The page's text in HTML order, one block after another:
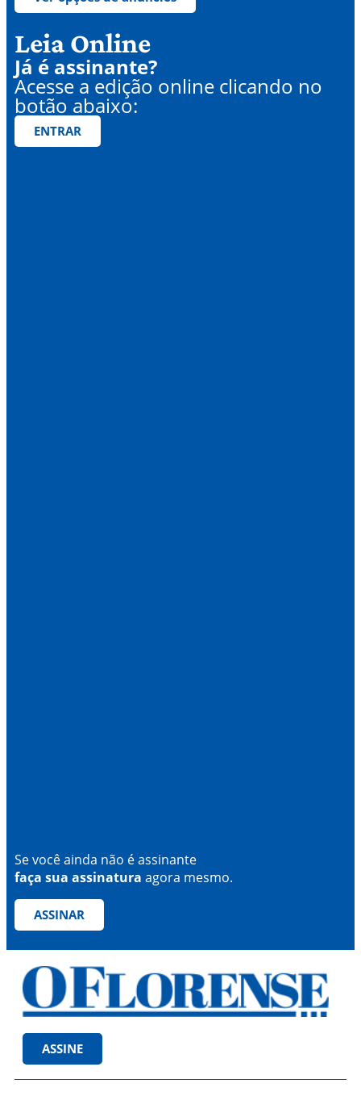
Leia Online
Já é assinante?
Acesse a edição online clicando no
botão abaixo:
ENTRAR
Se você ainda não é assinante
faça sua assinatura agora mesmo.
ASSINAR
ASSINE